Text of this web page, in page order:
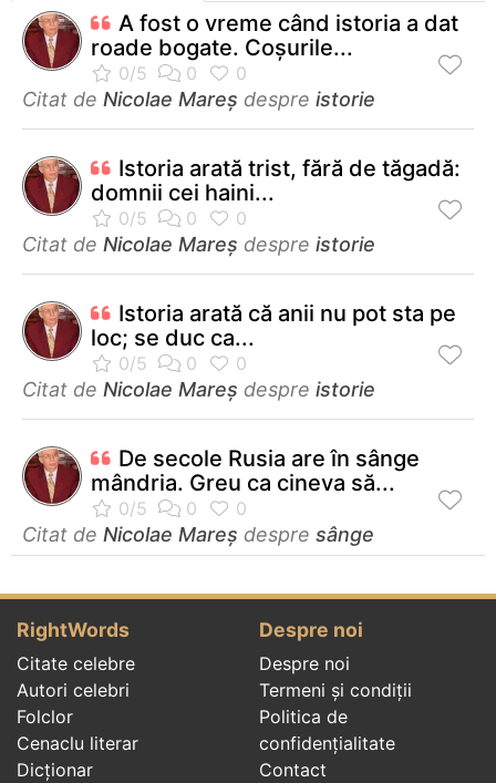
A fost o vreme când istoria a dat
roade bogate. Coşurile...
Citat de Nicolae Mareș despre istorie
Istoria arată trist, fără de tăgadă:
domnii cei haini...
Citat de Nicolae Mareș despre istorie
Istoria arată că anii nu pot sta pe
loc; se duc ca...
Citat de Nicolae Mareș despre istorie
De secole Rusia are în sânge
mândria. Greu ca cineva să...
Citat de Nicolae Mareș despre sânge
RightWords
Citate celebre
Autori celebri
Folclor
Cenaclu literar
Dicționar
Despre noi
Despre noi
Termeni și condiții
Politica de
confidenţialitate
Contact